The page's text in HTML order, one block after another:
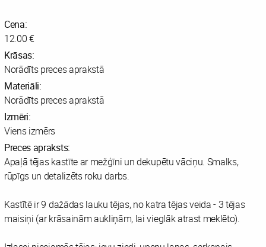
Cena:
12.00 €
Krāsas:
Norādīts preces aprakstā
Materiāli:
Norādīts preces aprakstā
Izmēri:
Viens izmērs
Preces apraksts:
Apaļā tējas kastīte ar mežģīni un dekupētu vāciņu. Smalks,
rūpīgs un detalizēts roku darbs.
Kastītē ir 9 dažādas lauku tējas, no katra tējas veida - 3 tējas
maisiņi (ar krāsainām aukliņām, lai vieglāk atrast meklēto).